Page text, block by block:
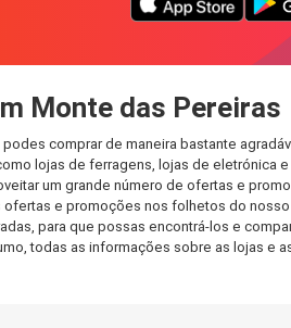
Monte das Pereiras
comprar de maneira bastante
lojas de ferragens, lojas de
um grande número de ofertas e
e promoções nos folhetos do
para que possas encontrá-los e
todas as informações sobre as lojas